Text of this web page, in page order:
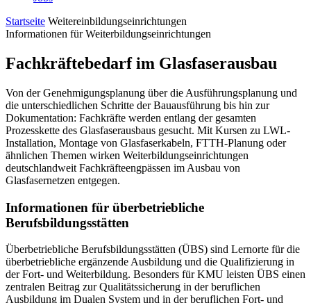
Startseite Weitereinbildungseinrichtungen
Informationen für Weiterbildungseinrichtungen
Fachkräftebedarf im Glasfaserausbau
Von der Genehmigungsplanung über die Ausführungsplanung und
die unterschiedlichen Schritte der Bauausführung bis hin zur
Dokumentation: Fachkräfte werden entlang der gesamten
Prozesskette des Glasfaserausbaus gesucht. Mit Kursen zu LWL-
Installation, Montage von Glasfaserkabeln, FTTH-Planung oder
ähnlichen Themen wirken Weiterbildungseinrichtungen
deutschlandweit Fachkräfteengpässen im Ausbau von
Glasfasernetzen entgegen.
Informationen für überbetriebliche
Berufsbildungsstätten
Überbetriebliche Berufsbildungsstätten (ÜBS) sind Lernorte für die
überbetriebliche ergänzende Ausbildung und die Qualifizierung in
der Fort- und Weiterbildung. Besonders für KMU leisten ÜBS einen
zentralen Beitrag zur Qualitätssicherung in der beruflichen
Ausbildung im Dualen System und in der beruflichen Fort- und